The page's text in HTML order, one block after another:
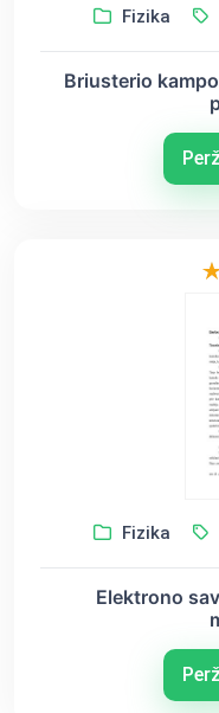
Fizika
Briusterio
Fizika
Elektrono